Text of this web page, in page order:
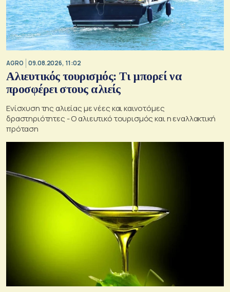
AGRO 09.08.2026, 11:02
Αλιευτικός τουρισμός: Τι μπορεί να
προσφέρει στους αλιείς
Ενίσχυση της αλιείας με νέες και καινοτόμες
δραστηριότητες - Ο αλιευτικό τουρισμός και η εναλλακτική
πρόταση